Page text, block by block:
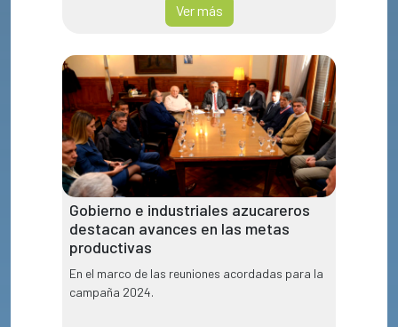
Ver más
Gobierno e industriales azucareros
destacan avances en las metas
productivas
En el marco de las reuniones acordadas para la
campaña 2024.